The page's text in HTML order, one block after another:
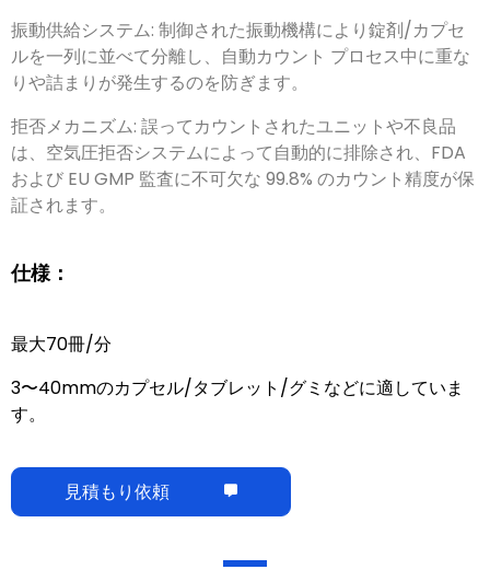
振動供給システム: 制御された振動機構により錠剤/カプセ
ルを一列に並べて分離し、 自動カウント プロセス中に重な
りや詰まりが発生するのを防ぎます。
拒否メカニズム: 誤ってカウントされたユニットや不良品
は、 空気圧拒否システムによって自動的に排除され、 FDA
および EU GMP 監査に不可欠な 99.8% のカウント精度が保
証されます。
仕様：
最大70冊/分
3〜40mmのカプセル/タブレット/グミなどに適していま
す。
見積もり依頼